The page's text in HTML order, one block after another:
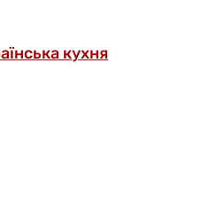
кухня